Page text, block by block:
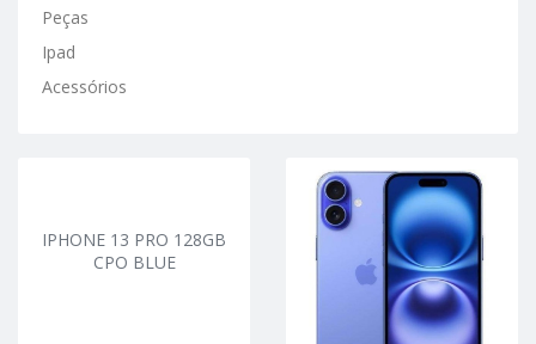
Peças
Ipad
Acessórios
IPHONE 13 PRO 128GB
CPO BLUE